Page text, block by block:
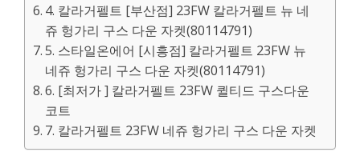
4. 칼라거펠트 [부산점] 23FW 칼라거펠트 뉴 네
쥬 헝가리 구스 다운 자켓(80114791)
5. 스타일온에어 [시흥점] 칼라거펠트 23FW 뉴
네쥬 헝가리 구스 다운 자켓(80114791)
6. [최저가 ] 칼라거펠트 23FW 퀼티드 구스다운
코트
7. 칼라거펠트 23FW 네쥬 헝가리 구스 다운 자켓